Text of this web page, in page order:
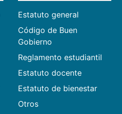
Estatuto general
Código de Buen
Gobierno
Reglamento estudiantil
Estatuto docente
Estatuto de bienestar
Otros